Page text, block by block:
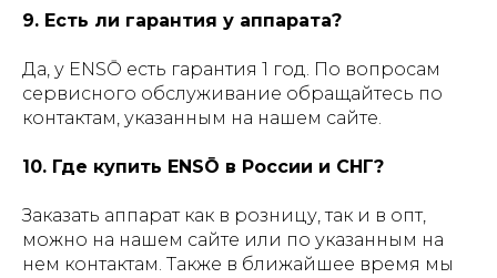
9. Есть ли гарантия у аппарата?
Да, у ENSŌ есть гарантия 1 год. По вопросам
сервисного обслуживание обращайтесь по
контактам, указанным на нашем сайте.
10. Где купить ENSŌ в России и СНГ?
Заказать аппарат как в розницу, так и в опт,
можно на нашем сайте или по указанным на
нем контактам. Также в ближайшее время мы